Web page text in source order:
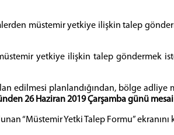
müstemir yetkiye ilişkin talep
yetkiye ilişkin talep göndermek
edilmesi planlandığından, bölge
26 Haziran 2019 Çarşamba günü
“Müstemir Yetki Talep Formu”